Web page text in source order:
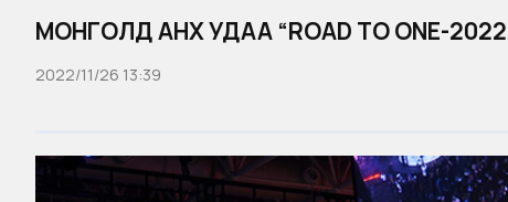
МОНГОЛД АНХ УДАА “ROAD TO ONE-
2022/11/26 13:39